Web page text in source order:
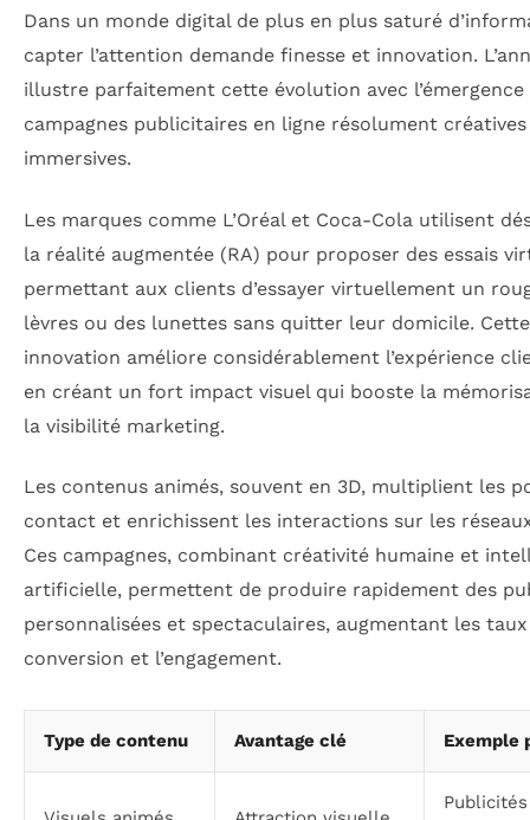
Dans un monde digital de plus en plus saturé
capter l’attention demande finesse et innovation.
illustre parfaitement cette évolution avec l’émergence
campagnes publicitaires en ligne résolument
immersives.
Les marques comme L’Oréal et Coca-Cola utilisent
la réalité augmentée (RA) pour proposer des essais
permettant aux clients d’essayer virtuellement un
lèvres ou des lunettes sans quitter leur domicile. Cette
innovation améliore considérablement l’expérience
en créant un fort impact visuel qui booste la
la visibilité marketing.
Les contenus animés, souvent en 3D, multiplient les
contact et enrichissent les interactions sur les
Ces campagnes, combinant créativité humaine et
artificielle, permettent de produire rapidement des
personnalisées et spectaculaires, augmentant les
conversion et l’engagement.
Type de contenu Avantage clé Exemple
Publicités